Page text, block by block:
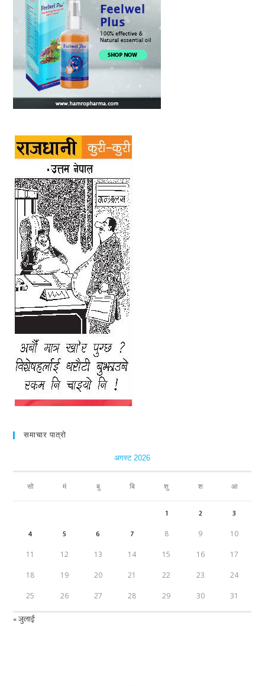
समाचार पात्रो
अगस्ट 2026
सो मं बु बि शु श आ
1 2
3
4
5 6 7 8 9 10
11 12 13 14 15 16 17
18 19 20 21 22 23 24
25 26 27 28 29 30 31
« जुलाई